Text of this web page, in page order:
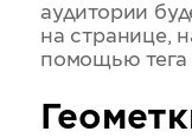
аудитории
на странице,
помощью тега